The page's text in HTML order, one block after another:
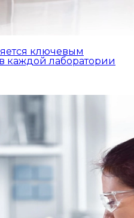
ключевым
каждой лаборатории